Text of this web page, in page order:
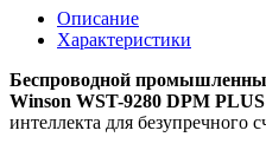
Описание
Характеристики
Беспроводной
Winson WST-9280 DPM
интеллекта для безупречного